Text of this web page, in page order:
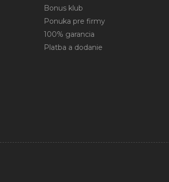
Bonus klub
Ponuka pre firmy
100% garancia
Platba a dodanie